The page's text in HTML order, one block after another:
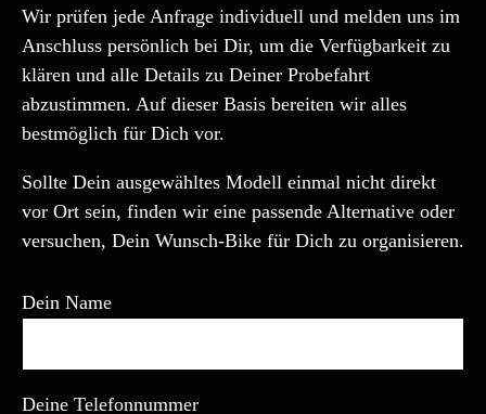
Wir prüfen jede Anfrage individuell und melden uns im
Anschluss persönlich bei Dir, um die Verfügbarkeit zu
klären und alle Details zu Deiner Probefahrt
abzustimmen. Auf dieser Basis bereiten wir alles
bestmöglich für Dich vor.
Sollte Dein ausgewähltes Modell einmal nicht direkt
vor Ort sein, finden wir eine passende Alternative oder
versuchen, Dein Wunsch-Bike für Dich zu organisieren.
Dein Name
Deine Telefonnummer